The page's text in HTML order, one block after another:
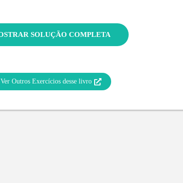
MOSTRAR SOLUÇÃO COMPLETA
Ver Outros Exercícios desse livro